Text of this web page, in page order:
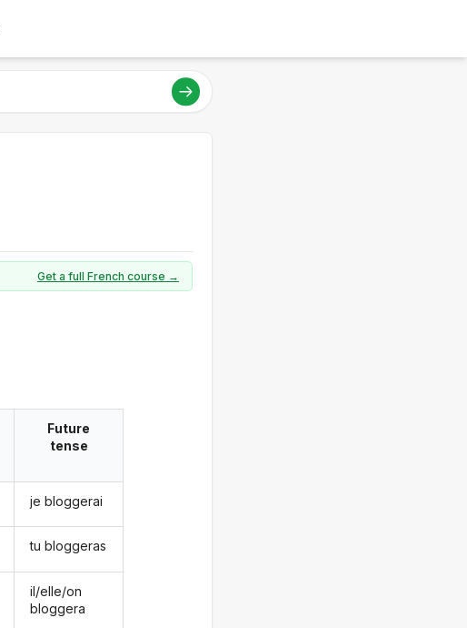
Get a full French course →
Future
tense
je bloggerai
tu bloggeras
il/elle/on
bloggera